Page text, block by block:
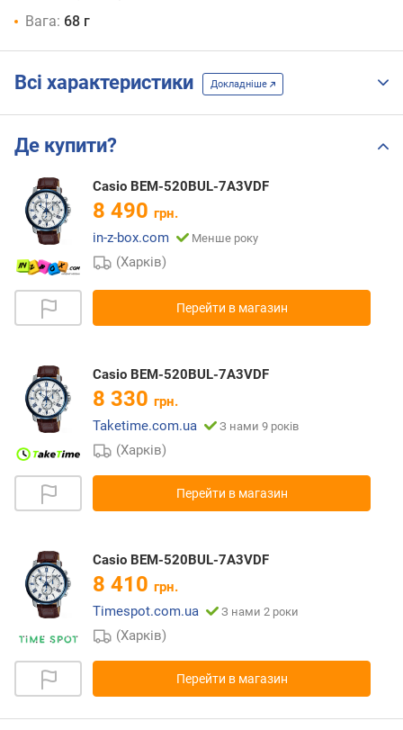
Вага: 68 г
Всі характеристики Докладніше
Де купити?
Casio BEM-520BUL-7A3VDF
8 490 грн.
in-z-box.com
Менше року
(Харків)
Перейти в магазин
Casio BEM-520BUL-7A3VDF
8 330 грн.
Taketime.com.ua
З нами 9 років
(Харків)
Перейти в магазин
Casio BEM-520BUL-7A3VDF
8 410 грн.
Timespot.com.ua
З нами 2 роки
(Харків)
Перейти в магазин